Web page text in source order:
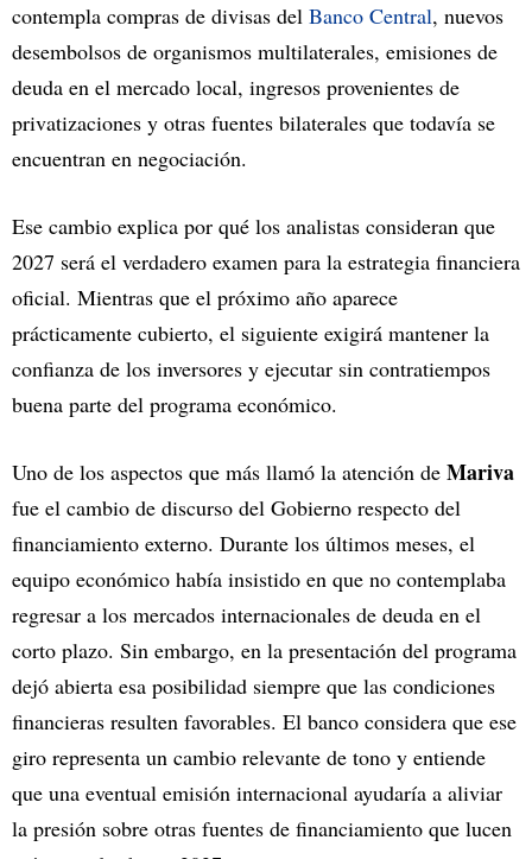
contempla compras de divisas del Banco Central, nuevos
desembolsos de organismos multilaterales, emisiones de
deuda en el mercado local, ingresos provenientes de
privatizaciones y otras fuentes bilaterales que todavía se
encuentran en negociación.
Ese cambio explica por qué los analistas consideran que
2027 será el verdadero examen para la estrategia financiera
oficial. Mientras que el próximo año aparece
prácticamente cubierto, el siguiente exigirá mantener la
confianza de los inversores y ejecutar sin contratiempos
buena parte del programa económico.
Uno de los aspectos que más llamó la atención de Mariva
fue el cambio de discurso del Gobierno respecto del
financiamiento externo. Durante los últimos meses, el
equipo económico había insistido en que no contemplaba
regresar a los mercados internacionales de deuda en el
corto plazo. Sin embargo, en la presentación del programa
dejó abierta esa posibilidad siempre que las condiciones
financieras resulten favorables. El banco considera que ese
giro representa un cambio relevante de tono y entiende
que una eventual emisión internacional ayudaría a aliviar
la presión sobre otras fuentes de financiamiento que lucen